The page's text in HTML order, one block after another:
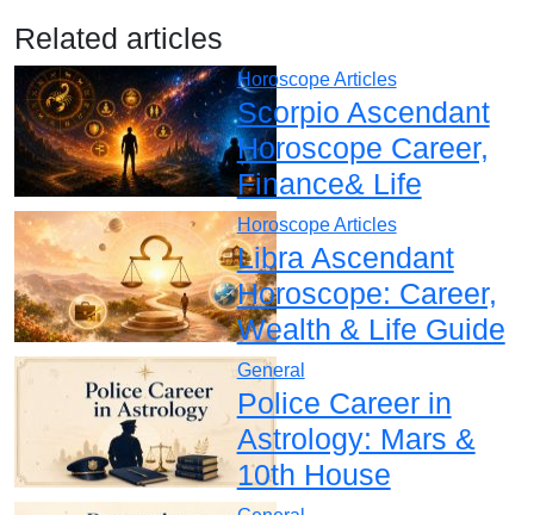
Related articles
Horoscope Articles
Scorpio Ascendant
Horoscope Career,
Finance& Life
Horoscope Articles
Libra Ascendant
Horoscope: Career,
Wealth & Life Guide
General
Police Career in
Astrology: Mars &
10th House